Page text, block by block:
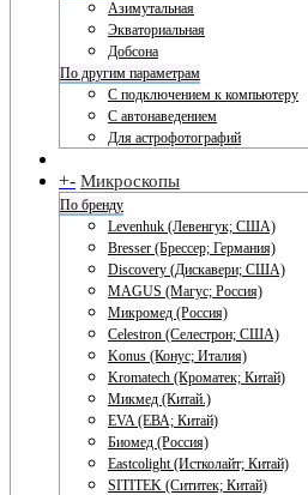
Азимутальная
Экваториальная
Добсона
По другим параметрам
С подключением к компьютеру
С автонаведением
Для астрофотографий
+- Микроскопы
По бренду
Levenhuk (Левенгук; США)
Bresser (Брессер; Германия)
Discovery (Дискавери; США)
MAGUS (Магус; Россия)
Микромед (Россия)
Celestron (Селестрон; США)
Konus (Конус; Италия)
Kromatech (Кроматек; Китай)
Микмед (Китай.)
EVA (ЕВА; Китай)
Биомед (Россия)
Eastcolight (Истколайт; Китай)
SITITEK (Сититек; Китай)